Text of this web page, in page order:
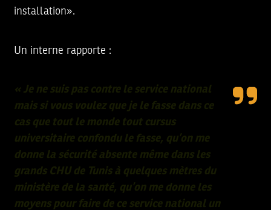
installation».
Un interne rapporte :
« Je ne suis pas contre le service national
mais si vous voulez que je le fasse dans ce
cas que tout le monde tout cursus
universitaire confondu le fasse, qu’on me
donne la sécurité absente même dans les
grands CHU de Tunis à quelques mètres du
ministère de la santé, qu’on me donne les
moyens pour faire de ce service national un